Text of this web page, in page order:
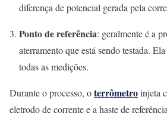
diferença de potencial gerada pela
Ponto de referência: geralmente é a
aterramento que está sendo testada.
todas as medições.
Durante o processo, oterrômetroinjeta
eletrodo de corrente e a haste de